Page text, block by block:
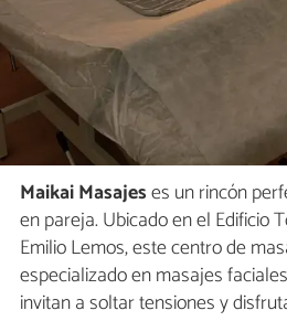
Maikai Masajeses un rincón
en pareja. Ubicado en el Edificio
Emilio Lemos, este centro de
especializado en masajes
invitan a soltar tensiones y